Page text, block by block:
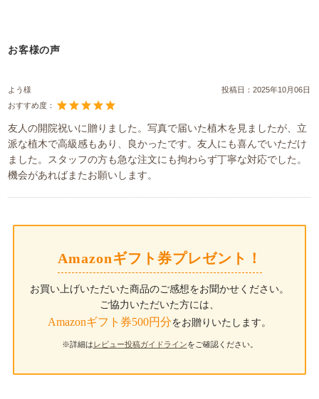
お客様の声
よう様 投稿日：2025年10月06日
おすすめ度：
友人の開院祝いに贈りました。写真で届いた植木を見ましたが、立
派な植木で高級感もあり、良かったです。友人にも喜んでいただけ
ました。スタッフの方も急な注文にも拘わらず丁寧な対応でした。
機会があればまたお願いします。
Amazonギフト券プレゼント！
お買い上げいただいた商品のご感想をお聞かせください。
ご協力いただいた方には、
Amazonギフト券500円分をお贈りいたします。
※詳細はレビュー投稿ガイドラインをご確認ください。